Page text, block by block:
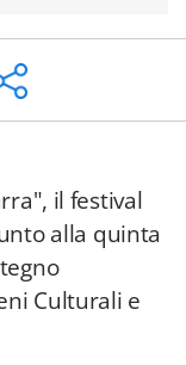
il festival
alla quinta
Culturali e